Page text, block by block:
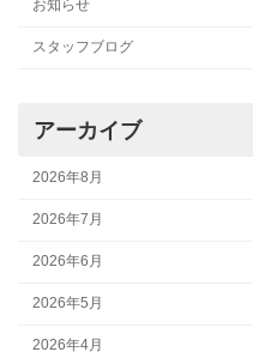
お知らせ
スタッフブログ
アーカイブ
2026年8月
2026年7月
2026年6月
2026年5月
2026年4月